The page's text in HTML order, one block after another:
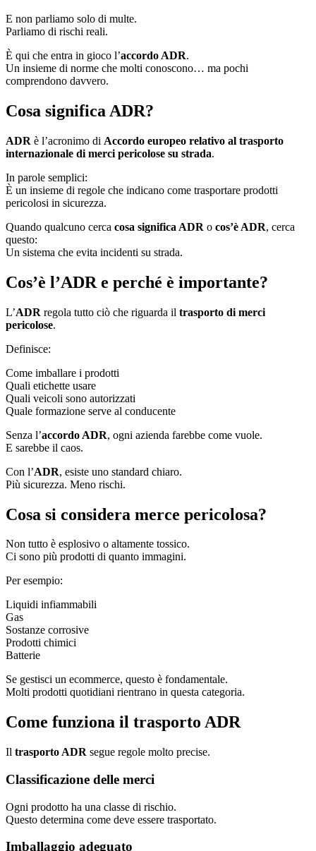
E non parliamo solo di multe.
Parliamo di rischi reali.
È qui che entra in gioco l’accordo ADR.
Un insieme di norme che molti conoscono… ma pochi
comprendono davvero.
Cosa significa ADR?
ADR è l’acronimo di Accordo europeo relativo al trasporto
internazionale di merci pericolose su strada.
In parole semplici:
È un insieme di regole che indicano come trasportare prodotti
pericolosi in sicurezza.
Quando qualcuno cerca cosa significa ADR o cos’è ADR, cerca
questo:
Un sistema che evita incidenti su strada.
Cos’è l’ADR e perché è importante?
L’ADR regola tutto ciò che riguarda il trasporto di merci
pericolose.
Definisce:
Come imballare i prodotti
Quali etichette usare
Quali veicoli sono autorizzati
Quale formazione serve al conducente
Senza l’accordo ADR, ogni azienda farebbe come vuole.
E sarebbe il caos.
Con l’ADR, esiste uno standard chiaro.
Più sicurezza. Meno rischi.
Cosa si considera merce pericolosa?
Non tutto è esplosivo o altamente tossico.
Ci sono più prodotti di quanto immagini.
Per esempio:
Liquidi infiammabili
Gas
Sostanze corrosive
Prodotti chimici
Batterie
Se gestisci un ecommerce, questo è fondamentale.
Molti prodotti quotidiani rientrano in questa categoria.
Come funziona il trasporto ADR
Il trasporto ADR segue regole molto precise.
Classificazione delle merci
Ogni prodotto ha una classe di rischio.
Questo determina come deve essere trasportato.
Imballaggio adeguato